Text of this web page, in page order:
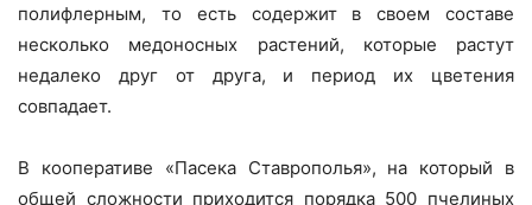
полифлерным, то есть содержит в своем составе
несколько медоносных растений, которые растут
недалеко друг от друга, и период их цветения
совпадает.
В кооперативе «Пасека Ставрополья», на который в
общей сложности приходится порядка 500 пчелиных